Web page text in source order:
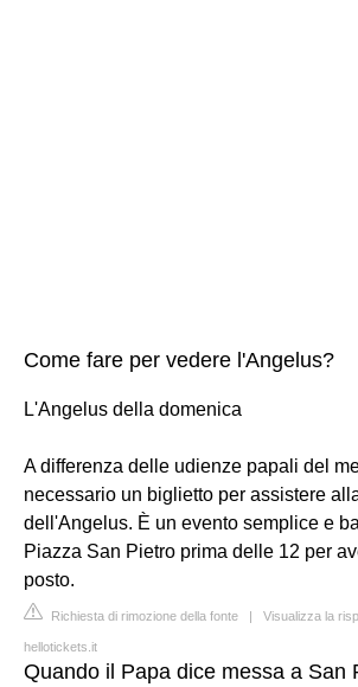
Come fare per vedere l'Angelus?
L'Angelus della domenica
A differenza delle udienze papali del
necessario un biglietto per assistere
dell'Angelus. È un evento semplice e
Piazza San Pietro prima delle 12 per
posto.
Richiesta di rimozione della fonte | Visualizza la
hellotickets.it
Quando il Papa dice messa a San